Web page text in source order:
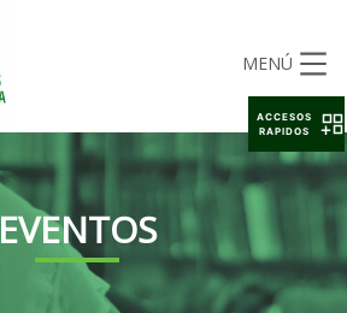
MENÚ
EVENTOS
ACCESOS
RAPIDOS